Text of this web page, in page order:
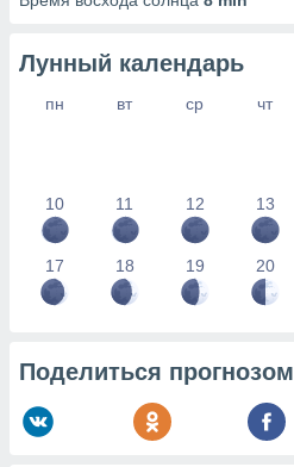
Лунный календарь
пн вт ср чт
10 11 12 13
17 18 19 20
Поделиться прогнозом